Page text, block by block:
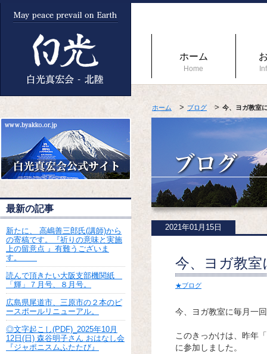
ホーム
Home
ホーム ブログ 今、ヨガ教室
2021年01月15日
今、ヨガ教
★ブログ
今、ヨガ教室に毎月一
このきっかけは、昨年
に参加しました。
最新の記事
新たに、 高嶋善三郎氏(講師)から
の寄稿です。『祈りの意味と実施
上の留意点 』有難うございま
す。
読んで頂きたい大阪支部機関紙
「輝」７月号、８月号。
広島県尾道市、三原市の２本のピ
ースポールリニューアル。
◎文字起こし(PDF)_2025年10月
12日(日) 森谷明子さん おはなし会
『ジャポニスムふたたび』